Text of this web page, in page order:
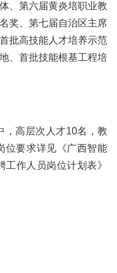
、第六届黄炎培职业教
奖、第七届自治区主席
批高技能人才培养示范
、首批技能根基工程培
，高层次人才10名，教
位要求详见《广西智能
作人员岗位计划表》